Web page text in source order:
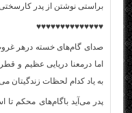
براستی نوشتن از پدر
♥♥♥♥♥♥♥♥♥♥♥♥♥♥
صدای گام‌های خسته درهر
اما درمعنا دریایی عظیم و
به یاد کدام لحظات زندگیتان
پدر می‌آید باگام‌های محکم تا